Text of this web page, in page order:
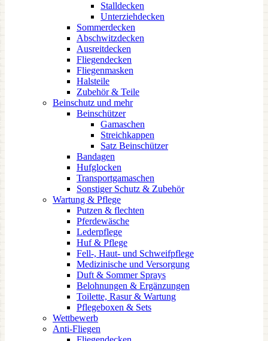
Stalldecken
Unterziehdecken
Sommerdecken
Abschwitzdecken
Ausreitdecken
Fliegendecken
Fliegenmasken
Halsteile
Zubehör & Teile
Beinschutz und mehr
Beinschützer
Gamaschen
Streichkappen
Satz Beinschützer
Bandagen
Hufglocken
Transportgamaschen
Sonstiger Schutz & Zubehör
Wartung & Pflege
Putzen & flechten
Pferdewäsche
Lederpflege
Huf & Pflege
Fell-, Haut- und Schweifpflege
Medizinische und Versorgung
Duft & Sommer Sprays
Belohnungen & Ergänzungen
Toilette, Rasur & Wartung
Pflegeboxen & Sets
Wettbewerb
Anti-Fliegen